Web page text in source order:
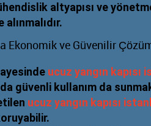
altyapısı ve
Ekonomik ve Güvenilir
ucuz yangın kapısı
güvenli kullanım da
ucuz yangın kapısı